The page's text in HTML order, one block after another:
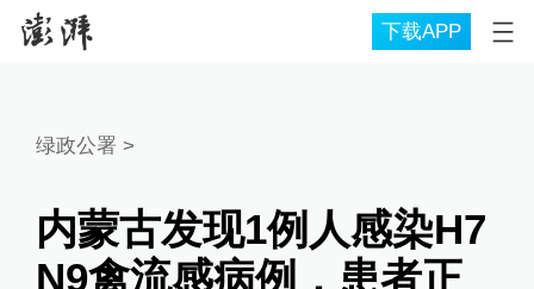
下载APP
绿政公署 >
内蒙古发现1例人感染H7
N9禽流感病例，患者正